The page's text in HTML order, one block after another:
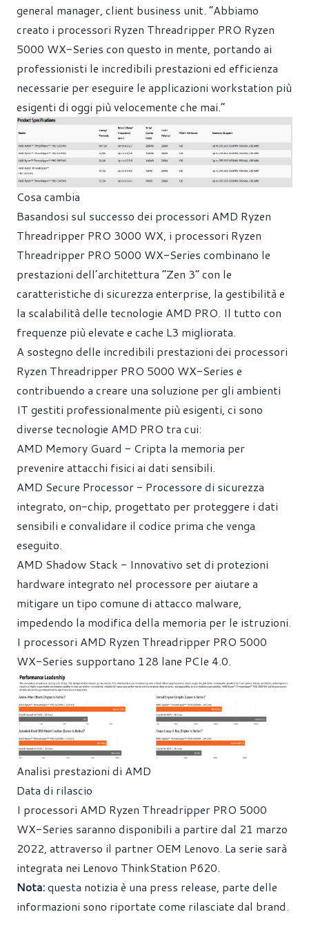
general manager, client business unit. “Abbiamo
creato i processori Ryzen Threadripper PRO Ryzen
5000 WX-Series con questo in mente, portando ai
professionisti le incredibili prestazioni ed efficienza
necessarie per eseguire le applicazioni workstation più
esigenti di oggi più velocemente che mai.”
Cosa cambia
Basandosi sul successo dei processori AMD Ryzen
Threadripper PRO 3000 WX, i processori Ryzen
Threadripper PRO 5000 WX-Series combinano le
prestazioni dell’architettura “Zen 3” con le
caratteristiche di sicurezza enterprise, la gestibilità e
la scalabilità delle tecnologie AMD PRO. Il tutto con
frequenze più elevate e cache L3 migliorata.
A sostegno delle incredibili prestazioni dei processori
Ryzen Threadripper PRO 5000 WX-Series e
contribuendo a creare una soluzione per gli ambienti
IT gestiti professionalmente più esigenti, ci sono
diverse tecnologie AMD PRO tra cui:
AMD Memory Guard - Cripta la memoria per
prevenire attacchi fisici ai dati sensibili.
AMD Secure Processor - Processore di sicurezza
integrato, on-chip, progettato per proteggere i dati
sensibili e convalidare il codice prima che venga
eseguito.
AMD Shadow Stack - Innovativo set di protezioni
hardware integrato nel processore per aiutare a
mitigare un tipo comune di attacco malware,
impedendo la modifica della memoria per le istruzioni.
I processori AMD Ryzen Threadripper PRO 5000
WX-Series supportano 128 lane PCIe 4.0.
Analisi prestazioni di AMD
Data di rilascio
I processori AMD Ryzen Threadripper PRO 5000
WX-Series saranno disponibili a partire dal 21 marzo
2022, attraverso il partner OEM Lenovo. La serie sarà
integrata nei Lenovo ThinkStation P620.
Nota:questa notizia è una press release, parte delle
informazioni sono riportate come rilasciate dal brand.